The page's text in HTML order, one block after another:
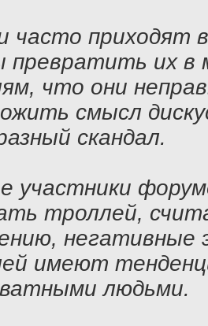
часто приходят
превратить их в
что они
смысл
скандал.
участники
троллей,
негативные
имеют
людьми.